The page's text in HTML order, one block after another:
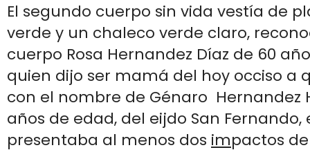
El segundo cuerpo sin vida vestía de
verde y un chaleco verde claro,
cuerpo Rosa Hernandez Díaz de 60
quien dijo ser mamá del hoy occiso a
con el nombre de Génaro Hernandez
años de edad, del eijdo San Fernando,
presentaba al menos dos impactos